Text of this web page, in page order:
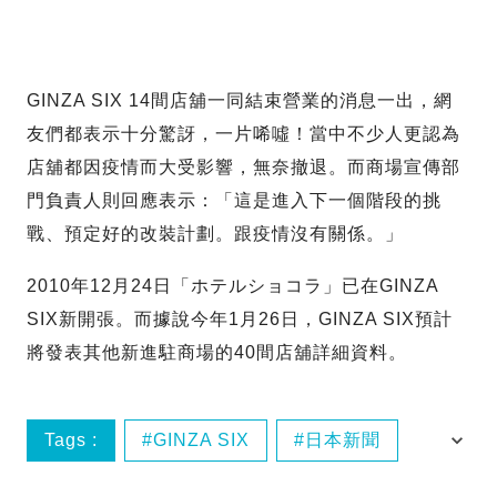
GINZA SIX 14間店舖一同結束營業的消息一出，網
友們都表示十分驚訝，一片唏噓！當中不少人更認為
店舖都因疫情而大受影響，無奈撤退。而商場宣傳部
門負責人則回應表示：「這是進入下一個階段的挑
戰、預定好的改裝計劃。跟疫情沒有關係。」
2010年12月24日「ホテルショコラ」已在GINZA
SIX新開張。而據說今年1月26日，GINZA SIX預計
將發表其他新進駐商場的40間店舖詳細資料。
Tags : GINZA SIX 日本新聞